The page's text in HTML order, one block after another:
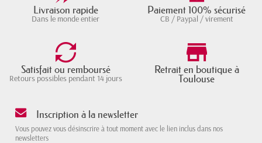
Livraison rapide
Dans le monde entier
Paiement 100% sécurisé
CB / Paypal / virement
Satisfait ou remboursé
Retours possibles pendant 14 jours
Retrait en boutique à
Toulouse
Inscription à la newsletter
Vous pouvez vous désinscrire à tout moment avec le lien inclus dans nos
newsletters